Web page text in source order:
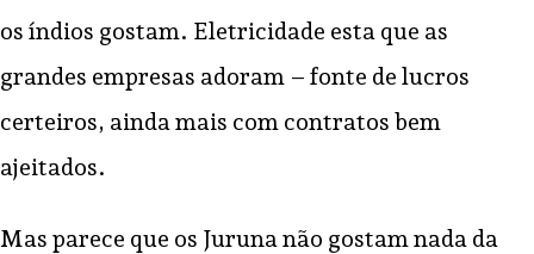
os índios gostam. Eletricidade esta que as
grandes empresas adoram – fonte de lucros
certeiros, ainda mais com contratos bem
ajeitados.
Mas parece que os Juruna não gostam nada da